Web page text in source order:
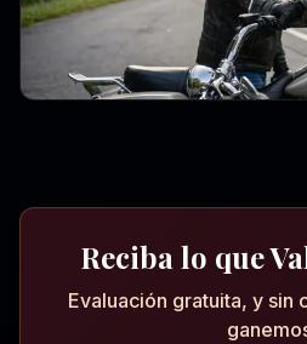
Reciba lo que
Evaluación gratuita, y sin